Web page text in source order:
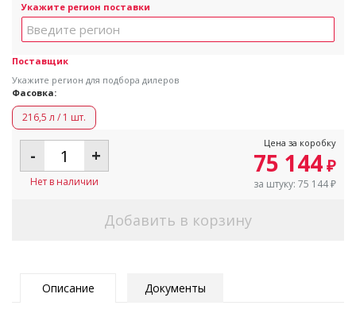
Укажите регион поставки
Поставщик
Укажите регион для подбора дилеров
Фасовка:
216,5 л / 1 шт.
- +
Нет в наличии
Цена за коробку
75 144₽
за штуку: 75 144₽
Добавить в корзину
Описание Документы